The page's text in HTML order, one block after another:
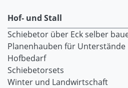
Hof- und Stall
Schiebetor über Eck selber
Planenhauben für Unterstände
Hofbedarf
Schiebetorsets
Winter und Landwirtschaft